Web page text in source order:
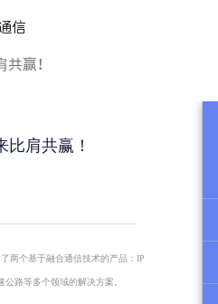
信
赢！
肩共赢！
两个基于融合通信技术的产品：IP
路等多个领域的解决方案。